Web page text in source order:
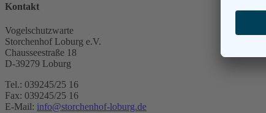
Kontakt
Vogelschutzwarte
Storchenhof Loburg e.V.
Chausseestraße 18
D-39279 Loburg
Tel.: 039245/25 16
Fax: 039245/25 16
E-Mail: info@storchenhof-loburg.de